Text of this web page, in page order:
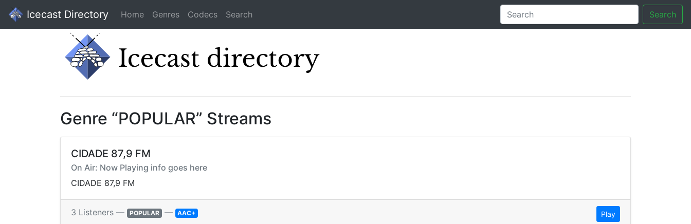
Icecast Directory Home Genres Codecs Search Search
Genre “POPULAR” Streams
CIDADE 87,9 FM
On Air: Now Playing info goes here
CIDADE 87,9 FM
3 Listeners — POPULAR — AAC+ Play